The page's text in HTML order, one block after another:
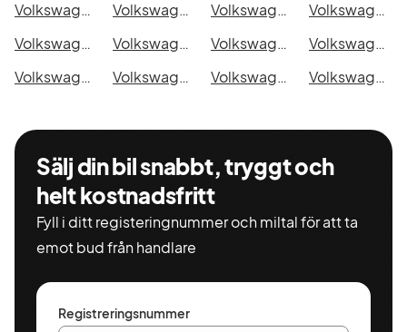
Volkswagen Caddy Alltrack Van i Ystad
Volkswagen Caddy Alltrack Van i Östersund Volkswagen Caddy Alltrack Van i Borlänge
Volkswagen Caddy Alltrack Van i Kiruna
Volkswagen Caddy Alltrack Van i Nyköping
Volkswagen Caddy Alltrack Van i Oskarshamn Volkswagen Caddy Alltrack Van i Sigtuna
Volkswagen Caddy Alltrack Van i Skellefteå
Volkswagen Caddy Alltrack Van i Skövde
Volkswagen Caddy Alltrack Van i Trollhättan Volkswagen Caddy Alltrack Van i Alingsås Volkswagen Caddy Alltrack Van i Båstad
Sälj din bil snabbt, tryggt och
helt kostnadsfritt
Fyll i ditt registeringnummer och miltal för att ta
emot bud från handlare
Registreringsnummer